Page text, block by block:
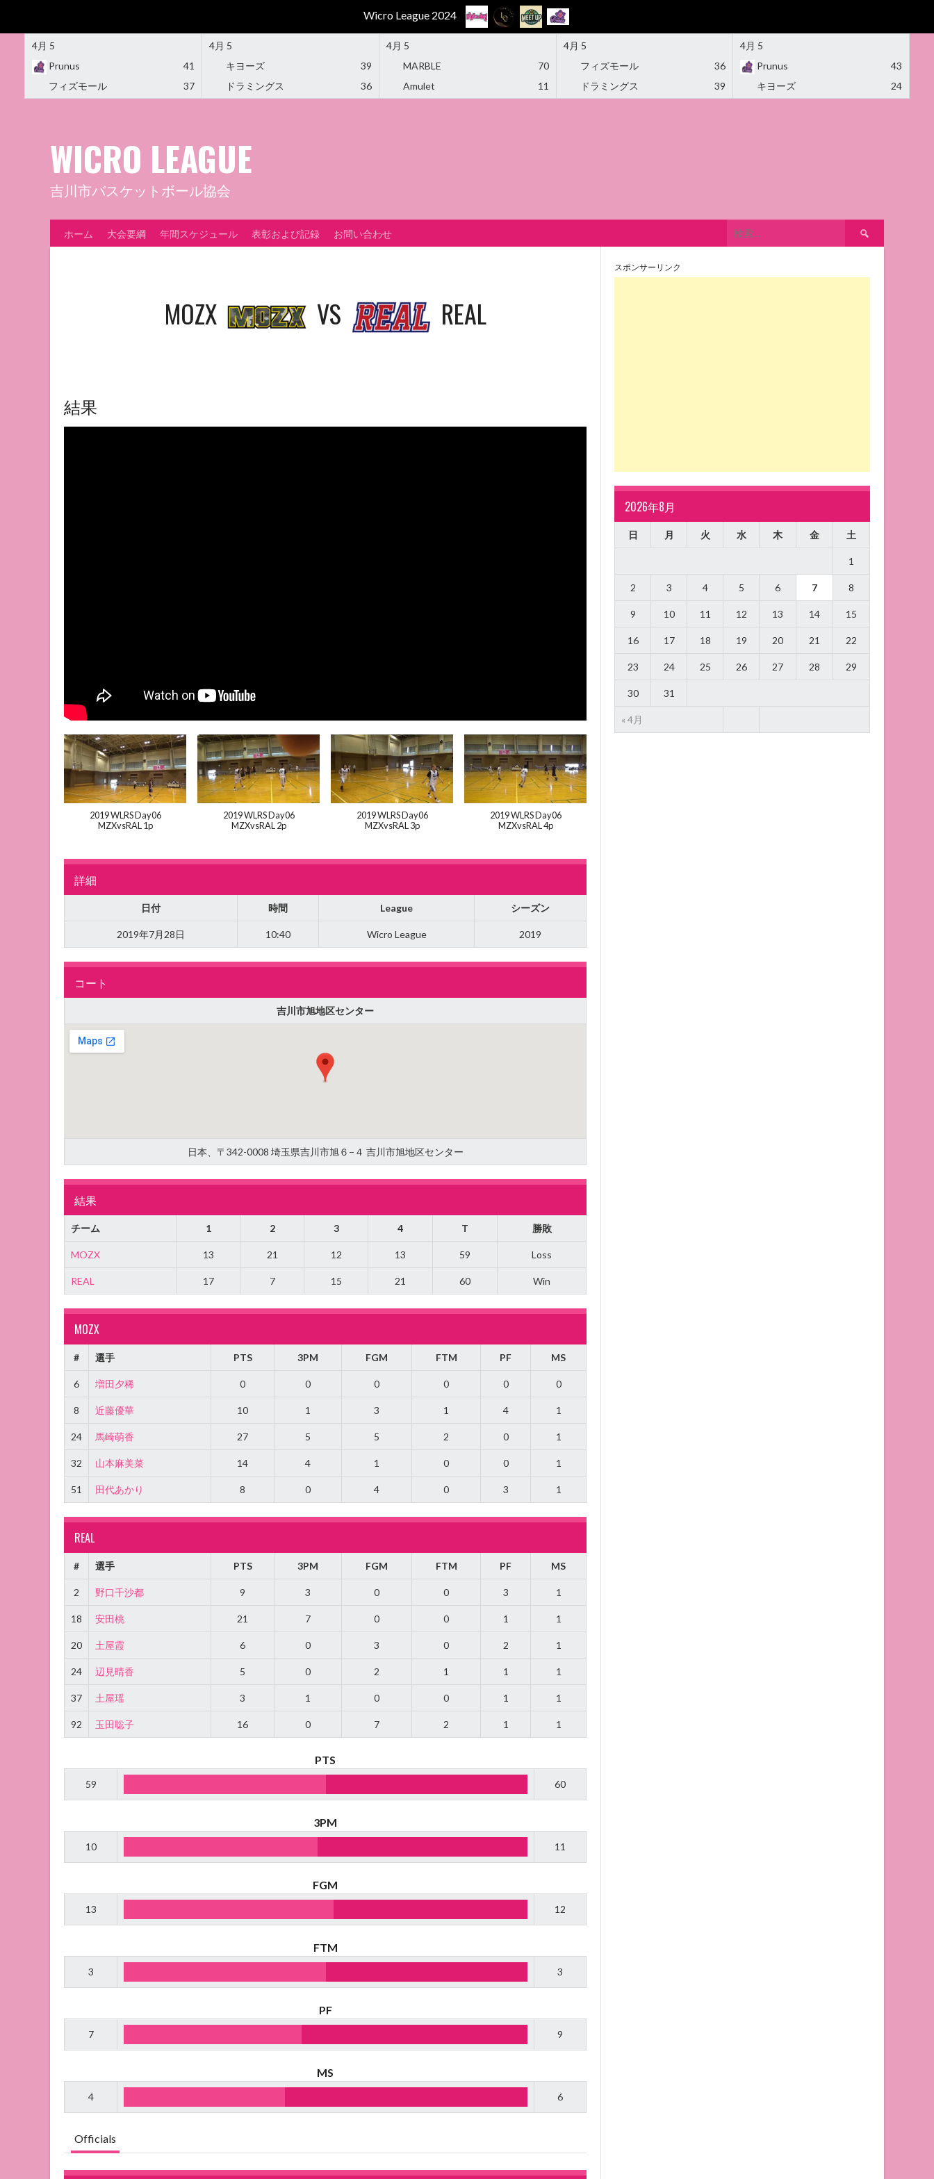
Wicro League 2024
4月 5
Prunus
41
フィズモール
37
4月 5
キヨーズ
39
ドラミングス
36
4月 5
MARBLE
70
Amulet
11
4月 5
フィズモール
36
ドラミングス
39
4月 5
Prunus
43
キヨーズ
24
WICRO LEAGUE
吉川市バスケットボール協会
ホーム 大会要綱 年間スケジュール 表彰および記録 お問い合わせ
索:
MOZX VS REAL
結果
2019 WLRS Day06
MZXvsRAL 1p
2019 WLRS Day06
MZXvsRAL 2p
2019 WLRS Day06
MZXvsRAL 3p
2019 WLRS Day06
MZXvsRAL 4p
詳細
日付 時間 League シーズン
2019年7月28日 10:40 Wicro League 2019
コート
吉川市旭地区センター
日本、〒342-0008 埼玉県吉川市旭６−４ 吉川市旭地区センター
結果
チーム 1 2 3 4 T 勝敗
MOZX 13 21 12 13 59 Loss
REAL 17 7 15 21 60 Win
MOZX
# 選手 PTS 3PM FGM FTM PF MS
6 増田夕稀 0 0 0 0 0 0
8 近藤優華 10 1 3 1 4 1
24 馬崎萌香 27 5 5 2 0 1
32 山本麻美菜 14 4 1 0 0 1
51 田代あかり 8 0 4 0 3 1
REAL
# 選手 PTS 3PM FGM FTM PF MS
2 野口千沙都 9 3 0 0 3 1
18 安田桃 21 7 0 0 1 1
20 土屋霞 6 0 3 0 2 1
24 辺見晴香 5 0 2 1 1 1
37 土屋瑶 3 1 0 0 1 1
92 玉田聡子 16 0 7 2 1 1
PTS
59 60
3PM
10 11
FGM
13 12
FTM
3 3
PF
7 9
MS
4 6
Officials
スポンサーリンク
2026年8月
日 月 火 水 木 金 土
« 4月
1
2 3 4 5 6 7 8
9 10 11 12 13 14 15
16 17 18 19 20 21 22
23 24 25 26 27 28 29
30 31